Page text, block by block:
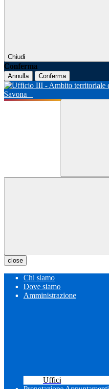
Chiudi
Conferma
Annulla Conferma
Savona
close
Chi siamo
Dove siamo
Amministrazione
Uffici